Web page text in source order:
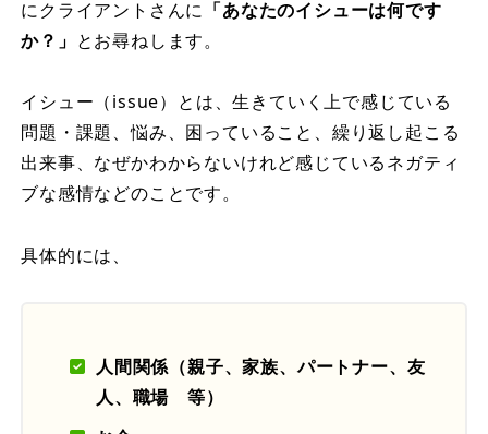
にクライアントさんに 「あなたのイシューは何です
か？」 とお尋ねします。
イシュー（issue）とは、生きていく上で感じている
問題・課題、悩み、困っていること、繰り返し起こる
出来事、なぜかわからないけれど感じているネガティ
ブな感情などのことです。
具体的には、
人間関係（親子、家族、パートナー、友
人、職場 等）